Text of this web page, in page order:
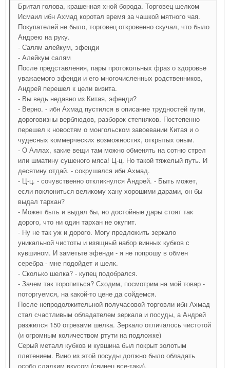
Бритая голова, крашенная хной борода. Торговец шелком
Исмаил ибн Ахмад коротал время за чашкой мятного чая.
Покупателей не было, торговец откровенно скучал, что было
Андрею на руку.
- Салям алейкум, эфенди
- Алейкум салям
После представления, пары протокольных фраз о здоровье
уважаемого эфенди и его многочисленных родственников,
Андрей перешел к цели визита.
- Вы ведь недавно из Китая, эфенди?
- Верно. - ибн Ахмад пустился в описание трудностей пути,
дороговизны верблюдов, разборок степняков. Постепенно
перешел к новостям о монгольском завоевании Китая и о
чудесных коммерческих возможностях, открытых оным.
- О Аллах, какие вещи там можно обменять на сотню стрел
или шматину сушеного мяса! Ц-ц. Но такой тяжелый путь. И
десятину отдай. - сокрушался ибн Ахмад.
- Ц-ц. - сочувственно откликнулся Андрей. - Быть может,
если поклониться великому хану хорошими дарами, он бы
выдал тархан?
- Может быть и выдал бы, но достойные дары стоят так
дорого, что ни один тархан не окупит.
- Ну не так уж и дорого. Могу предложить зеркало
уникальной чистоты и изящный набор винных кубков с
кувшином. И заметьте эфенди - я не попрошу в обмен
серебра - мне подойдет и шелк.
- Сколько шелка? - купец подобрался.
- Зачем так торопиться? Сходим, посмотрим на мой товар -
поторгуемся, на какой-то цене да сойдемся.
После непродолжительной получасовой торговли ибн Ахмад
стал счастливым обладателем зеркала и посуды, а Андрей
разжился 150 отрезами шелка. Зеркало отличалось чистотой
(и огромным количеством ртути на подложке)
Серый металл кубков и кувшина был покрыт золотым
плетением. Вино из этой посуды должно было обладать
особо сладким вкусом (свинец все-таки).